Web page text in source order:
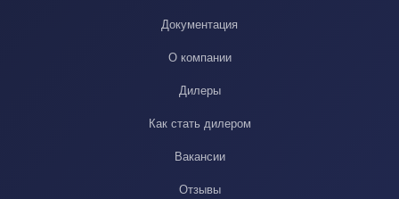
Документация
О компании
Дилеры
Как стать дилером
Вакансии
Отзывы